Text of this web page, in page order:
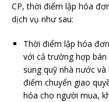
CP, thời điểm lập hóa
dịch vụ như sau:
Thời điểm lập hóa
với cả trường hợp
sung quỹ nhà nước
điểm chuyển giao
hóa cho người mua,